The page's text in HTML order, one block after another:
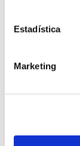
Estadística
Marketing